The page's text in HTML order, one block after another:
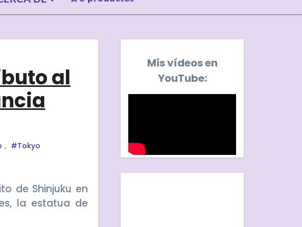
al
, #Tokyo
la estatua de
Mis vídeos en
YouTube: